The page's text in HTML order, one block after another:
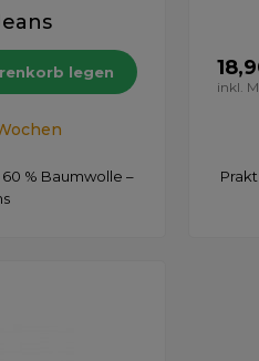
legen
% Baumwolle –
inkl.